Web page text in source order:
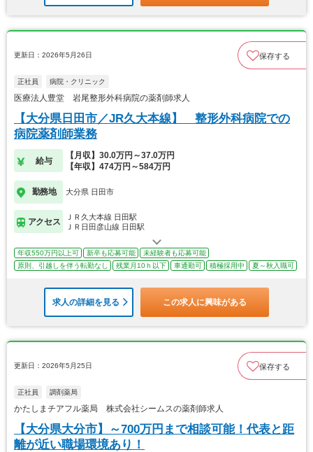
更新日：2026年5月26日 保存する
正社員 病院・クリニック
医療法人豊堂 岩尾整形外科病院の薬剤師求人
【大分県日田市／JR久大本線】 整形外科病院での
病院薬剤師業務
給与
【月収】30.0万円～37.0万円
【年収】474万円～584万円
勤務地 大分県 日田市
アクセス
ＪＲ久大本線 日田駅
ＪＲ日田彦山線 日田駅
年収550万円以上可 新卒も応募可能
未経験者も応募可能
原則、引越しを伴う転勤なし
残業月10ｈ以下 車通勤可 積極採用中 夏～秋入職可
求人の詳細を見る この求人に興味がある
更新日：2026年5月25日 保存する
正社員 調剤薬局
かたしまチアフル薬局 株式会社シームスの薬剤師求人
【大分県大分市】～700万円まで相談可能！代表と距
離が近い職場環境あり！